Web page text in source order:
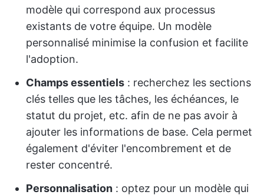
modèle qui correspond aux processus
existants de votre équipe. Un modèle
personnalisé minimise la confusion et facilite
l'adoption.
Champs essentiels : recherchez les sections
clés telles que les tâches, les échéances, le
statut du projet, etc. afin de ne pas avoir à
ajouter les informations de base. Cela permet
également d'éviter l'encombrement et de
rester concentré.
Personnalisation : optez pour un modèle qui